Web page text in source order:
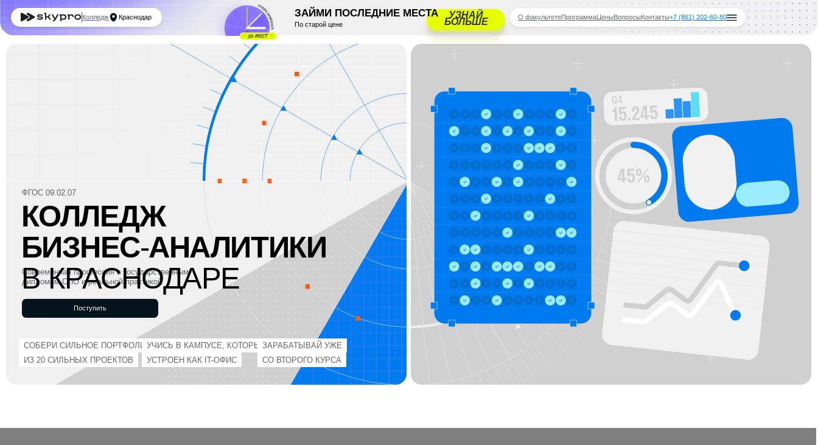
УЗНАЙ
БОЛЬШЕ
ЗАЙМИ ПОСЛЕДНИЕ МЕСТА
По старой цене
О факультете ПрограммаЦеныВопросыКонтакты +7 (861) 202-60-80
Колледж Краснодар
Современная профессия с государственным
дипломом СПО и реальной практикой
КОЛЛЕДЖ
БИЗНЕС‑АНАЛИТИКИ
В КРАСНОДАРЕ
СОБЕРИ СИЛЬНОЕ ПОРТФОЛИО УЧИСЬ В КАМПУСЕ, КОТОРЫЙ
УСТРОЕН КАК IT-ОФИС
ЗАРАБАТЫВАЙ УЖЕ
СО ВТОРОГО КУРСА
Поступить